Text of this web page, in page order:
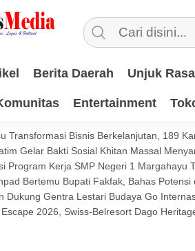
Berita Daerah Unjuk Rasa
Entertainment
Transformasi Bisnis Berkelanjutan, 189
Gelar Bakti Sosial Khitan Massal
Program Kerja SMP Negeri 1 Margahayu
Bertemu Bupati Fakfak, Bahas
Dukung Gentra Lestari Budaya Go
2026, Swiss-Belresort Dago